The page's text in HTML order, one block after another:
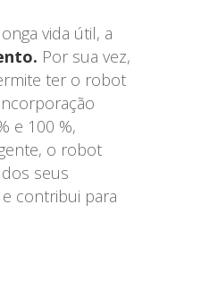
vida útil, a
Por sua vez,
ter o robot
e 100 %,
o robot
seus
contribui para